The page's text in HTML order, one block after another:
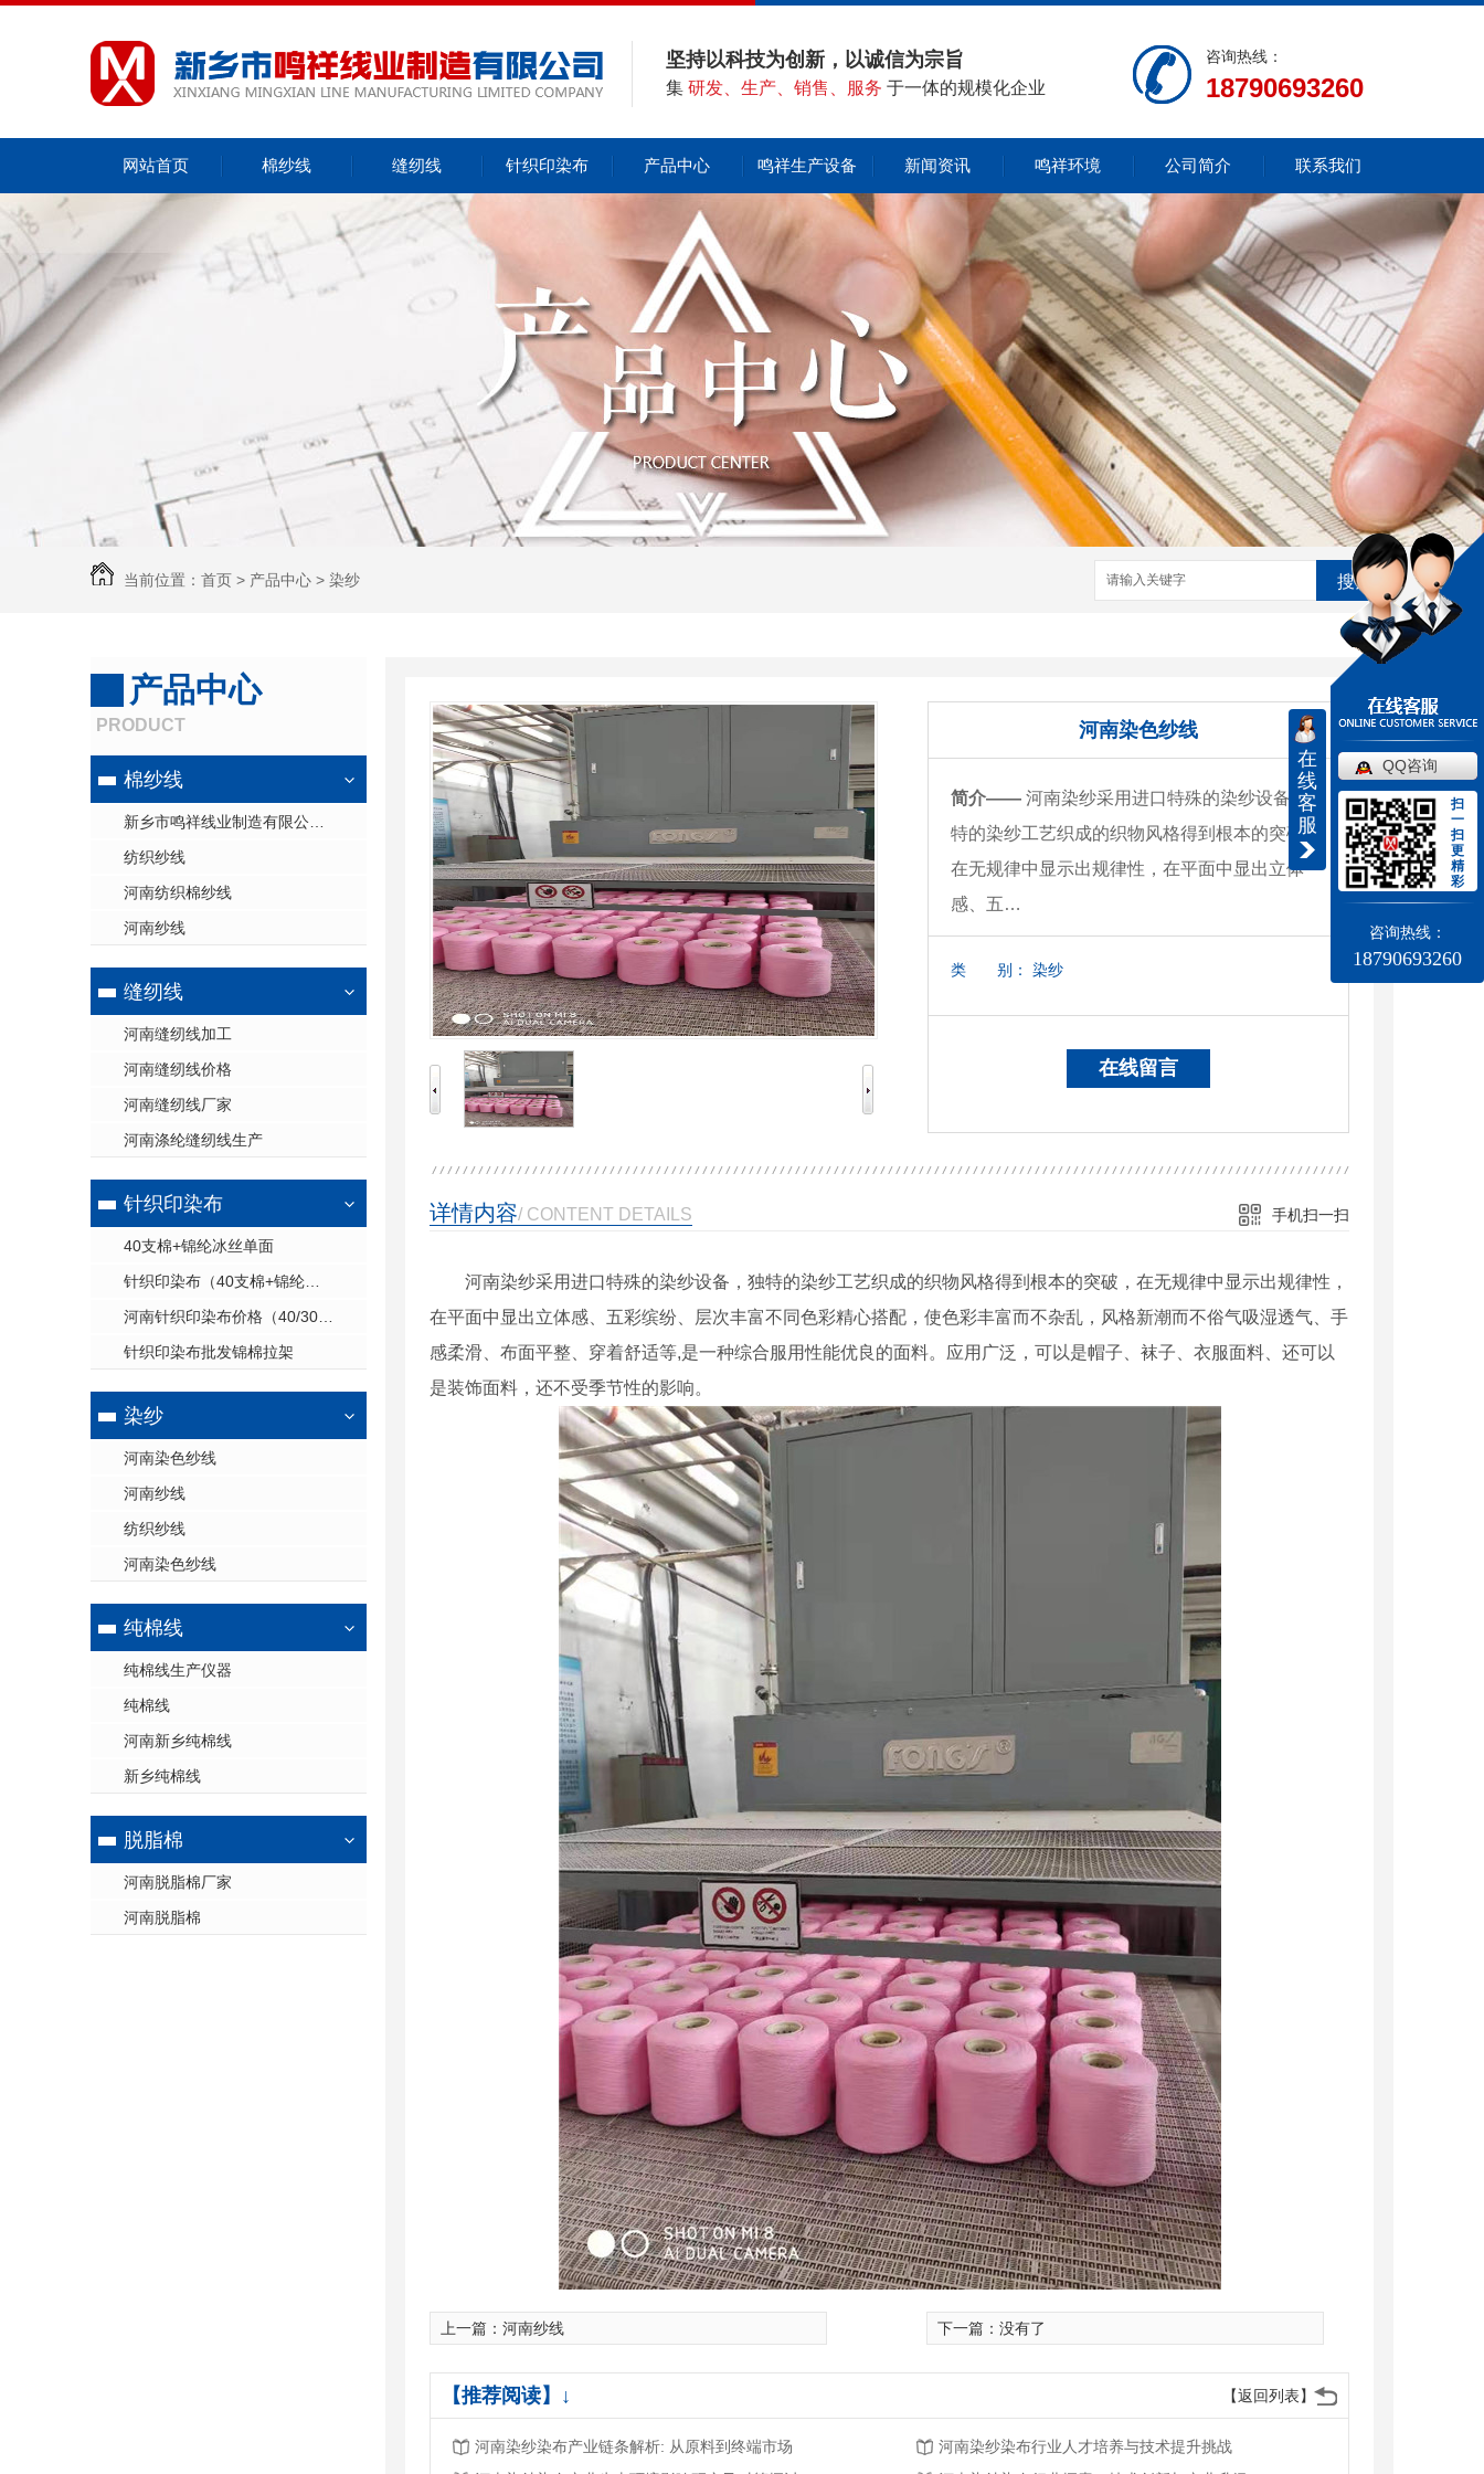
坚持以科技为创新，以诚信为宗旨
集 研发、生产、销售、服务 于一体的规模化企业
咨询热线：
18790693260
网站首页 棉纱线 缝纫线 针织印染布 产品中心 鸣祥生产设备 新闻资讯 鸣祥环境 公司简介 联系我们
当前位置： 首页 > 产品中心 > 染纱 搜索
产品中心
PRODUCT
棉纱线
纺织纱线
河南纺织棉纱线
河南纱线
缝纫线
河南缝纫线加工
河南缝纫线价格
河南缝纫线厂家
河南涤纶缝纫线生产
针织印染布
40支棉+锦纶冰丝单面
针织印染布批发锦棉拉架
染纱
河南染色纱线
河南纱线
纺织纱线
河南染色纱线
纯棉线
纯棉线生产仪器
纯棉线
河南新乡纯棉线
新乡纯棉线
脱脂棉
河南脱脂棉厂家
河南脱脂棉
河南染色纱线
简介—— 河南染纱采用进口特殊的染纱设备，独
特的染纱工艺织成的织物风格得到根本的突破，
在无规律中显示出规律性，在平面中显出立体
感、五…
类 别： 染纱
在线留言
详情内容/ CONTENT DETAILS 手机扫一扫
河南染纱采用进口特殊的染纱设备，独特的染纱工艺织成的织物风格得到根本的突破，在无规律中显示出规律性，
在平面中显出立体感、五彩缤纷、层次丰富不同色彩精心搭配，使色彩丰富而不杂乱，风格新潮而不俗气吸湿透气、手
感柔滑、布面平整、穿着舒适等,是一种综合服用性能优良的面料。应用广泛，可以是帽子、袜子、衣服面料、还可以
是装饰面料，还不受季节性的影响。
上一篇： 河南纱线 下一篇：没有了
【返回列表】
【推荐阅读】↓
河南染纱染布产业链条解析: 从原料到终端市场
河南染纱染布行业人才培养与技术提升挑战
在
线
客
服
QQ咨询
扫
一
扫
更
精
彩
咨询热线：
18790693260